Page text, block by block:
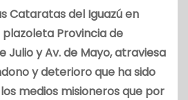
Cataratas del Iguazú en
plazoleta Provincia de
Julio y Av. de Mayo, atraviesa
y deterioro que ha sido
medios misioneros que por